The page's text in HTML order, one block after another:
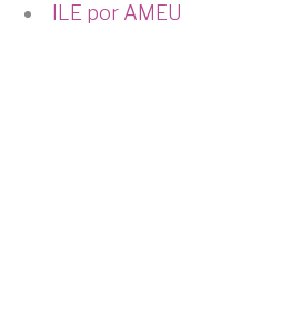
ILE por AMEU